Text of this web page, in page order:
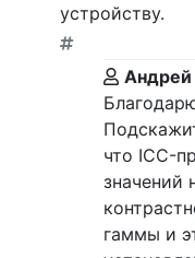
устройству.
Андрей
что ICC-
значений
гаммы и